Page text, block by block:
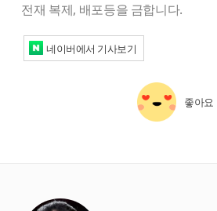
전재 복제, 배포등을 금합니다.
네이버에서 기사보기
좋아요